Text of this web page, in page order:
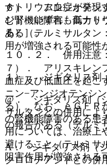
６）． アンジオテン
む腎機能障害、高カリ
ある（テルミサルタン
用が増強される可能性
７）． アリスキレン
血症及び低血圧を起こ
ニン−アンジオテンシ
る）。なお、ｅＧＦＲ
の腎機能障害のある患
用については、治療上
避けること（テルミサ
阻害作用が増強される
ナトリウム血症が発現
ジド：いずれも低ナト
る）］。
１０．２． 併用注意：
１）． ジギタリス剤
@． ジギタリス剤（
サルタンとの併用によ
の報告がある（テルミ
A． ジギタリス剤（
クロロチアジドとの併